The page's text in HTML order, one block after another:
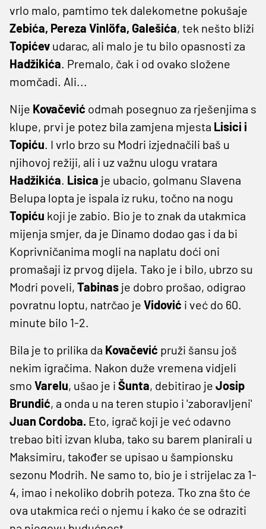
vrlo malo, pamtimo tek dalekometne pokušaje
Zebića, Pereza Vinlöfa, Galešića, tek nešto bliži
Topićev udarac, ali malo je tu bilo opasnosti za
Hadžikića. Premalo, čak i od ovako složene
momčadi. Ali...
Nije Kovačević odmah posegnuo za rješenjima s
klupe, prvi je potez bila zamjena mjesta Lisici i
Topiću. I vrlo brzo su Modri izjednačili baš u
njihovoj režiji, ali i uz važnu ulogu vratara
Hadžikića. Lisica je ubacio, golmanu Slavena
Belupa lopta je ispala iz ruku, točno na nogu
Topiću koji je zabio. Bio je to znak da utakmica
mijenja smjer, da je Dinamo dodao gas i da bi
Koprivničanima mogli na naplatu doći oni
promašaji iz prvog dijela. Tako je i bilo, ubrzo su
Modri poveli, Tabinas je dobro prošao, odigrao
povratnu loptu, natrčao je Vidović i već do 60.
minute bilo 1-2.
Bila je to prilika da Kovačević pruži šansu još
nekim igračima. Nakon duže vremena vidjeli
smo Varelu, ušao je i Šunta, debitirao je Josip
Brundić, a onda u na teren stupio i 'zaboravljeni'
Juan Cordoba. Eto, igrač koji je već odavno
trebao biti izvan kluba, tako su barem planirali u
Maksimiru, također se upisao u šampionsku
sezonu Modrih. Ne samo to, bio je i strijelac za 1-
4, imao i nekoliko dobrih poteza. Tko zna što će
ova utakmica reći o njemu i kako će se odraziti